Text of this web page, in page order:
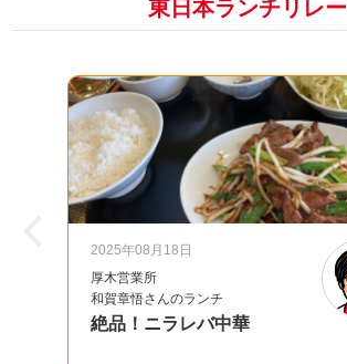
東日本ランチリレー
2025年08月18日
厚木営業所
和賀章悟さんのランチ
絶品！ニラレバ中華